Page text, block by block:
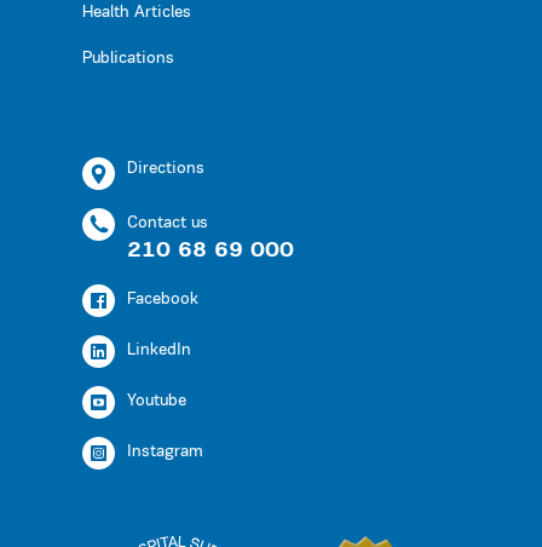
Health Articles
Publications
Directions
Contact us
210 68 69 000
Facebook
LinkedIn
Youtube
Instagram